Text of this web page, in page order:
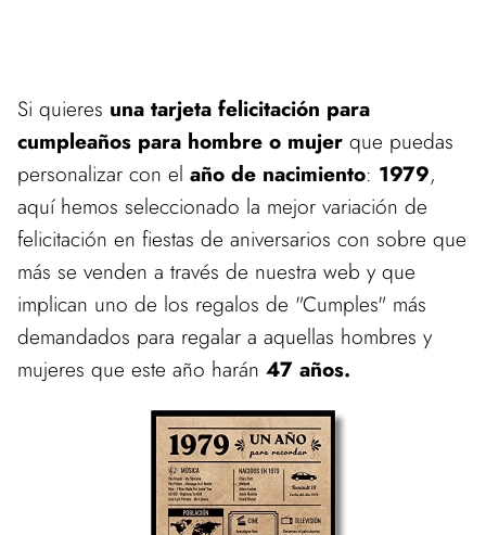
Si quieres una tarjeta felicitación para
cumpleaños para hombre o mujer que puedas
personalizar con el año de nacimiento: 1979,
aquí hemos seleccionado la mejor variación de
felicitación en fiestas de aniversarios con sobre que
más se venden a través de nuestra web y que
implican uno de los regalos de "Cumples" más
demandados para regalar a aquellas hombres y
mujeres que este año harán 47 años.